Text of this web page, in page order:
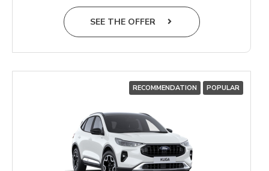
SEE THE OFFER
RECOMMENDATION POPULAR